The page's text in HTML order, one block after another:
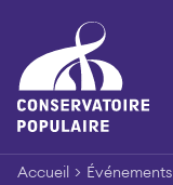
content
Accueil > Événements